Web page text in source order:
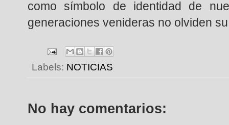
como símbolo de identidad de
generaciones venideras no olviden
Labels: NOTICIAS
No hay comentarios: